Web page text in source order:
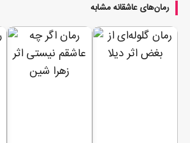
رمان‌های عاشقانه مشابه